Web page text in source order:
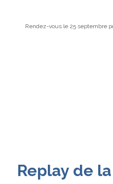
Rendez-vous le 25 septembre
Replay de